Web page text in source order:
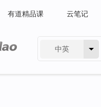
有道精品课 云笔记
中英